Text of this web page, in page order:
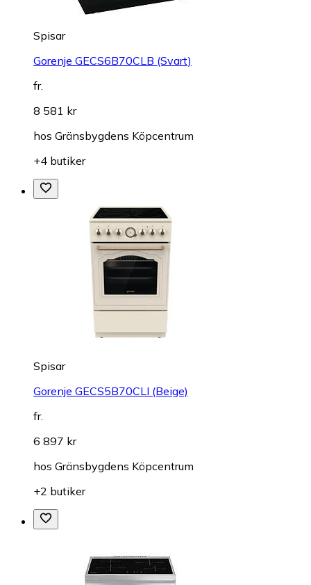
Spisar
Gorenje GECS6B70CLB (Svart)
fr.
8 581 kr
hos Gränsbygdens Köpcentrum
+4 butiker
Spisar
Gorenje GECS5B70CLI (Beige)
fr.
6 897 kr
hos Gränsbygdens Köpcentrum
+2 butiker